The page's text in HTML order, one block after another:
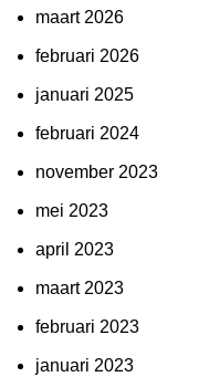
maart 2026
februari 2026
januari 2025
februari 2024
november 2023
mei 2023
april 2023
maart 2023
februari 2023
januari 2023